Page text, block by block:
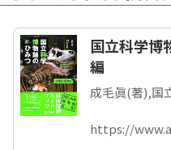
国立科学博
編
成毛眞(著),国
https://